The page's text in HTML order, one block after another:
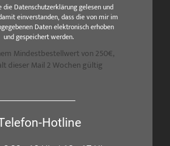
die Datenschutzerklärung gelesen und
einverstanden, dass die von mir im
Daten elektronisch erhoben
und gespeichert werden.
Mindestbestellwert von 250€,
dieser Mail 2 Wochen gültig
Hotline